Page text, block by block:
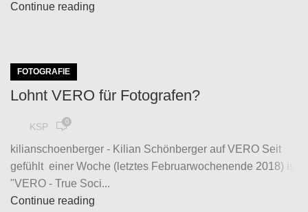
Continue reading
FOTOGRAFIE
Lohnt VERO für Fotografen?
KSP 0
kilianschoenberger - Kilian Schönberger auf VERO Seit
gefühlt einer Woche (letztes Februarwochenende 2018) ist
"VERO - True Soci...
Continue reading